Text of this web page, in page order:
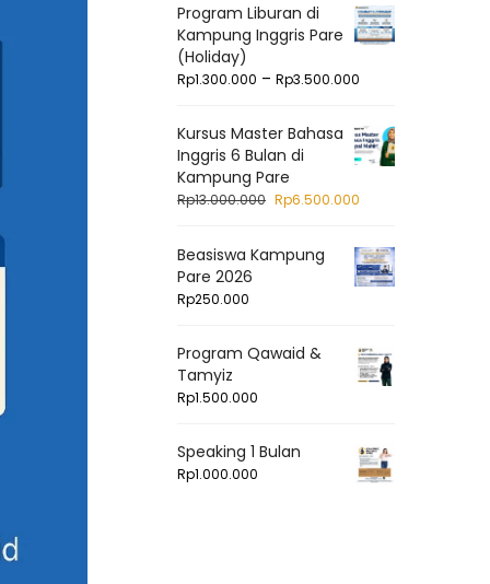
Program Liburan di
Kampung Inggris Pare
(Holiday)
Rp1.300.000 – Rp3.500.000
Kursus Master Bahasa
Inggris 6 Bulan di
Kampung Pare
Rp13.000.000 Rp6.500.000
Beasiswa Kampung
Pare 2026
Rp250.000
Program Qawaid &
Tamyiz
Rp1.500.000
Speaking 1 Bulan
Rp1.000.000